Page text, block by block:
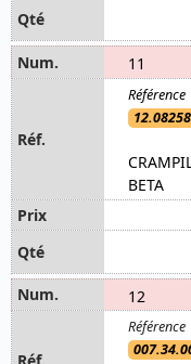
11
BETA
12